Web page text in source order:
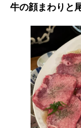
牛の顔まわりと